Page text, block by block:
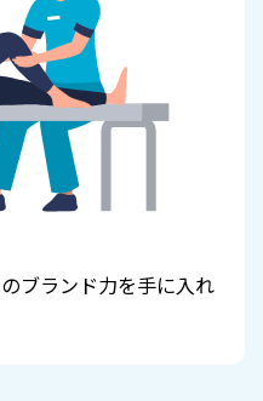
ブランド力を手に入れ